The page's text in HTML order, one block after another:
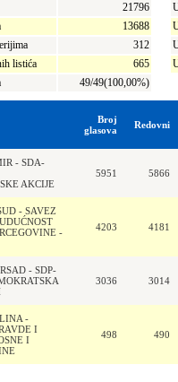
21796
13688
312
listića
665
49/49(100,00%)
Broj
glasova
Redovni
- SDA-
AKCIJE
5951 5866
- SAVEZ
-
4203 4181
- SDP-
3036 3014
-
I
I
498 490